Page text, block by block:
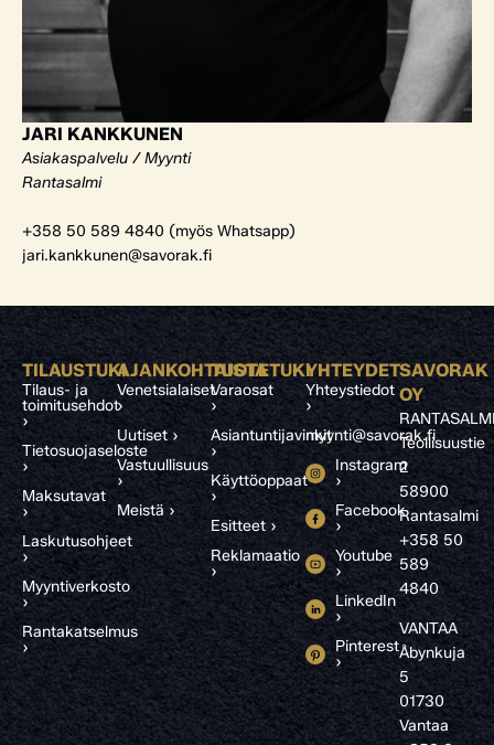
JARI KANKKUNEN
Asiakaspalvelu / Myynti
Rantasalmi
+358 50 589 4840 (myös Whatsapp)
jari.kankkunen@savorak.fi
TILAUSTUKI
Tilaus- ja
toimitusehdot
›
Tietosuojaseloste
›
Maksutavat
›
Laskutusohjeet
›
Myyntiverkosto
›
Rantakatselmus
›
AJANKOHTAISTA
Venetsialaiset
›
Uutiset ›
Vastuullisuus
›
Meistä ›
TUOTETUKI
Varaosat
›
Asiantuntijavinkit
›
Käyttöoppaat
›
Esitteet ›
Reklamaatio
›
YHTEYDET
Yhteystiedot
›
myynti@savorak.fi
Instagram
›
Facebook
›
Youtube
›
LinkedIn
›
Pinterest
›
SAVORAK
OY
Teollisuustie
2
58900
Rantasalmi
+358 50
589
4840
VANTAA
Åbynkuja
5
01730
Vantaa